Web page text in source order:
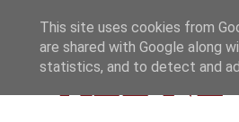
ALL
This site uses cookies from
are shared with Google along
statistics, and to detect and